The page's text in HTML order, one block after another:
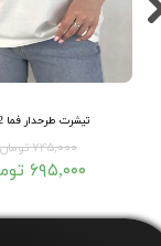
تیشرت طرحدار فما FM02
۷۴۵,۰۰۰ تومان
۶۹۵,۰۰۰ تومان